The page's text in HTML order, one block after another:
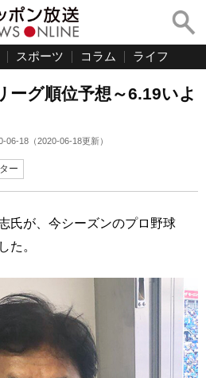
スポーツ コラム ライフ
ーグ順位予想～6.19いよ
06-18 （2020-06-18更新）
ー
氏が、今シーズンのプロ野球
た。